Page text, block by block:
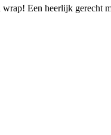
Een heerlijk gerecht